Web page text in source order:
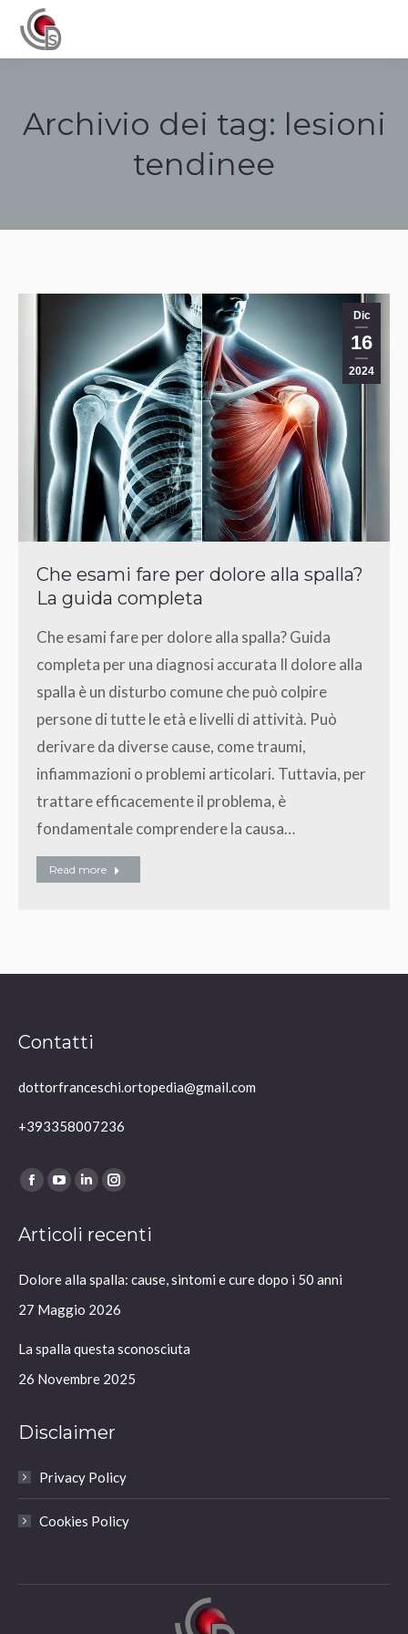
Archivio dei tag: lesioni
tendinee
Dic
16
2024
Che esami fare per dolore alla spalla?
La guida completa
Che esami fare per dolore alla spalla? Guida
completa per una diagnosi accurata Il dolore alla
spalla è un disturbo comune che può colpire
persone di tutte le età e livelli di attività. Può
derivare da diverse cause, come traumi,
infiammazioni o problemi articolari. Tuttavia, per
trattare efficacemente il problema, è
fondamentale comprendere la causa…
Read more
Contatti
dottorfranceschi.ortopedia@gmail.com
+393358007236
Ci puoi trovare su:
Facebook
opens
new
window
YouTube
opens
new
window
Linkedin
opens
new
window
Instagram
opens
new
window
Articoli recenti
Dolore alla spalla: cause, sintomi e cure dopo i 50 anni
27 Maggio 2026
La spalla questa sconosciuta
26 Novembre 2025
Disclaimer
Privacy Policy
Cookies Policy